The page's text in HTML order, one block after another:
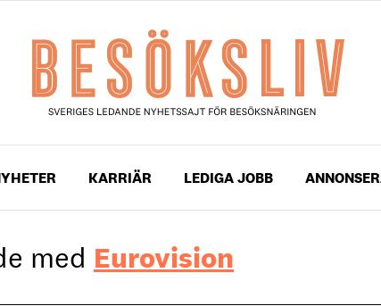
KARRIÄR LEDIGA JOBB
med Eurovision